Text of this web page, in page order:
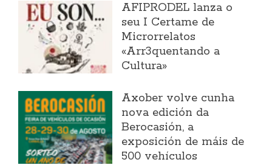
AFIPRODEL lanza o
seu I Certame de
Microrrelatos
«Arr3quentando a
Cultura»
Axober volve cunha
nova edición da
Berocasión, a
exposición de máis de
500 vehículos